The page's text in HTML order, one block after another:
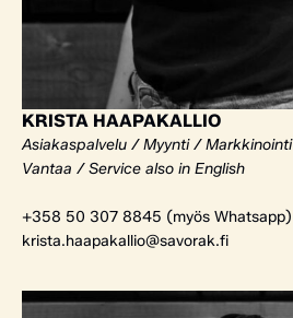
KRISTA HAAPAKALLIO
Asiakaspalvelu / Myynti / Markkinointi
Vantaa / Service also in English
+358 50 307 8845 (myös Whatsapp)
krista.haapakallio@savorak.fi